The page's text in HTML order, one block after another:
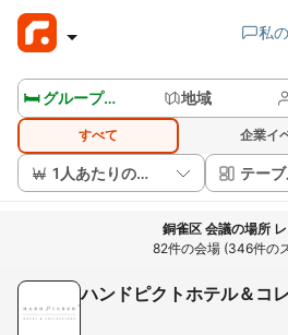
私
🛏️ グループルームを見る 地域
すべて 企業イ
1人あたりの価格
銅雀区 会議の場所
82件の会場 (346件の
ハンドピクトホテル＆コ